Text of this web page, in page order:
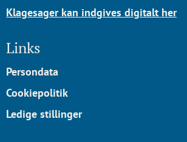
Klagesager kan indgives digitalt her
Links
Persondata
Cookiepolitik
Ledige stillinger